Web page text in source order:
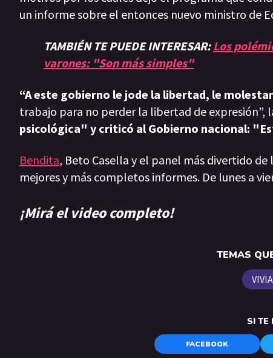
un informe sobre el entonces nuevo ministro de
TAMBIÉN TE PUEDE INTERESAR:Los
varones: "Son más simples"
“A este gobierno le jode la libertad, le
trabajo para no perder la libertad de expresión”,
psicológica" y criticó al Gobierno nacional:
Bendita, Beto Casella y el panel más divertido
mejores y más completos informes. De lunes a
¡Mirá el video completo!
TEMAS
SI TE
FACEBOOK